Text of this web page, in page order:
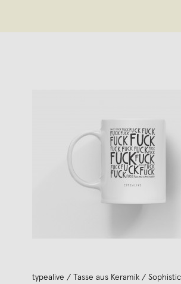
typealive / Tasse aus Keramik /